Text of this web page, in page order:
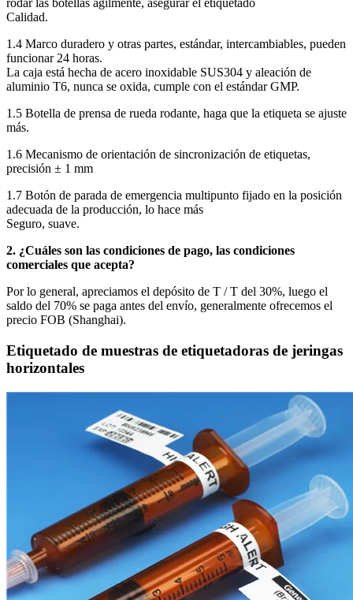
rodar las botellas ágilmente, asegurar el etiquetado
Calidad.
1.4 Marco duradero y otras partes, estándar, intercambiables, pueden
funcionar 24 horas.
La caja está hecha de acero inoxidable SUS304 y aleación de
aluminio T6, nunca se oxida, cumple con el estándar GMP.
1.5 Botella de prensa de rueda rodante, haga que la etiqueta se ajuste
más.
1.6 Mecanismo de orientación de sincronización de etiquetas,
precisión ± 1 mm
1.7 Botón de parada de emergencia multipunto fijado en la posición
adecuada de la producción, lo hace más
Seguro, suave.
2. ¿Cuáles son las condiciones de pago, las condiciones
comerciales que acepta?
Por lo general, apreciamos el depósito de T / T del 30%, luego el
saldo del 70% se paga antes del envío, generalmente ofrecemos el
precio FOB (Shanghai).
Etiquetado de muestras de etiquetadoras de jeringas
horizontales